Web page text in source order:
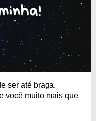
ser até braga.
você muito mais que